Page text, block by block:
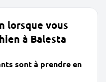
lorsque vous
à Balesta
sont à prendre en